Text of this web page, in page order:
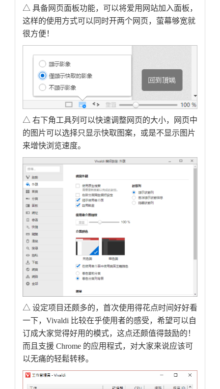
△ 具备网页面板功能，可以将爱用网站加入面板，
这样的使用方式可以同时开两个网页，萤幕够宽就
很方便！
△ 右下角工具列可以快速调整网页的大小，网页中
的图片可以选择只显示快取图案，或是不显示图片
来增快浏览速度。
△ 设定项目还颇多的，首次使用得花点时间好好看
一下，Vivaldi 比较在乎使用者的感受，希望可以自
订成大家觉得好用的模式，这点还颇值得鼓励的！
而且支援 Chrome 的应用程式，对大家来说应该可
以无痛的轻鬆转移。